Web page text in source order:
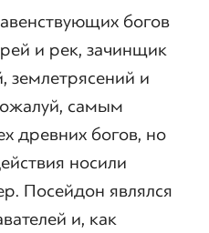
богов
и рек, зачинщик
и
самым
древних богов, но
носили
Посейдон являлся
и, как